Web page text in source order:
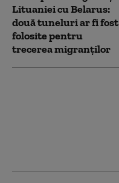
Lituaniei cu Belarus:
două tuneluri ar fi fost
folosite pentru
trecerea migranților